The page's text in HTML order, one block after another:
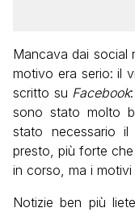
Mancava dai social
motivo era serio: il
scritto su Facebook
sono stato molto
stato necessario il
presto, più forte
in corso, ma i
Notizie ben più